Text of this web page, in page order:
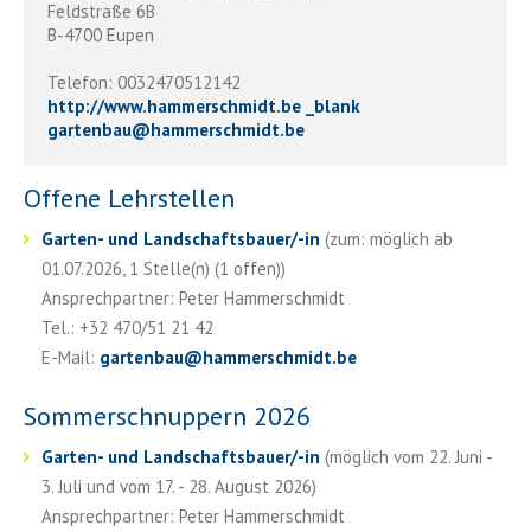
Feldstraße 6B
B-4700 Eupen
Telefon: 0032470512142
http://www.hammerschmidt.be _blank
gartenbau@hammerschmidt.be
Offene Lehrstellen
Garten- und Landschaftsbauer/-in (zum: möglich ab
01.07.2026, 1 Stelle(n) (1 offen))
Ansprechpartner: Peter Hammerschmidt
Tel.: +32 470/51 21 42
E-Mail: gartenbau@hammerschmidt.be
Sommerschnuppern 2026
Garten- und Landschaftsbauer/-in (möglich vom 22. Juni -
3. Juli und vom 17. - 28. August 2026)
Ansprechpartner: Peter Hammerschmidt